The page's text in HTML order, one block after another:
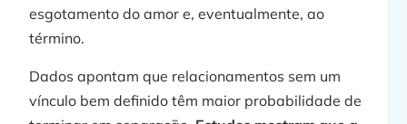
esgotamento do amor e, eventualmente, ao
término.
Dados apontam que relacionamentos sem um
vínculo bem definido têm maior probabilidade de